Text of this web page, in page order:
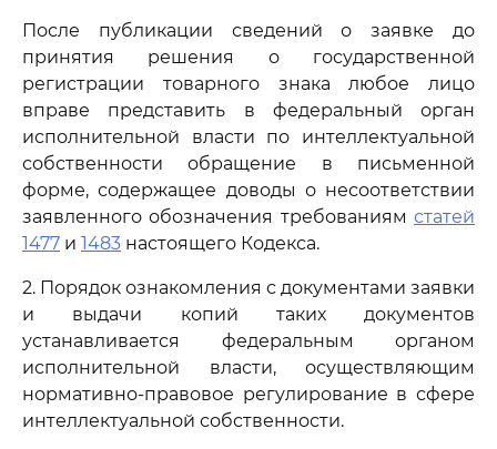
После публикации сведений о заявке до
принятия решения о государственной
регистрации товарного знака любое лицо
вправе представить в федеральный орган
исполнительной власти по интеллектуальной
собственности обращение в письменной
форме, содержащее доводы о несоответствии
заявленного обозначения требованиям статей
1477 и 1483 настоящего Кодекса.
2. Порядок ознакомления с документами заявки
и выдачи копий таких документов
устанавливается федеральным органом
исполнительной власти, осуществляющим
нормативно-правовое регулирование в сфере
интеллектуальной собственности.